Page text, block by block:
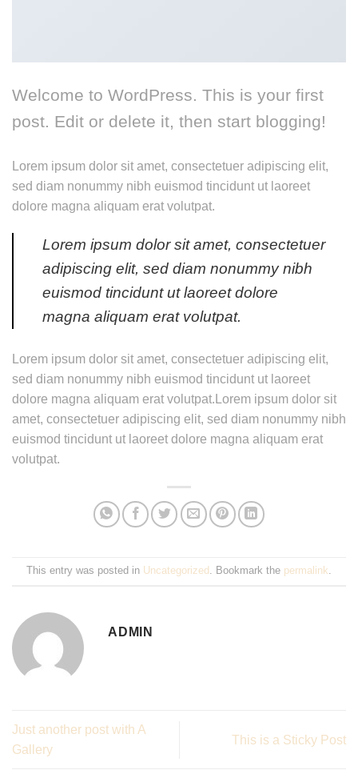
Welcome to WordPress. This is your first
post. Edit or delete it, then start blogging!
Lorem ipsum dolor sit amet, consectetuer adipiscing elit,
sed diam nonummy nibh euismod tincidunt ut laoreet
dolore magna aliquam erat volutpat.
Lorem ipsum dolor sit amet, consectetuer
adipiscing elit, sed diam nonummy nibh
euismod tincidunt ut laoreet dolore
magna aliquam erat volutpat.
Lorem ipsum dolor sit amet, consectetuer adipiscing elit,
sed diam nonummy nibh euismod tincidunt ut laoreet
dolore magna aliquam erat volutpat.Lorem ipsum dolor sit
amet, consectetuer adipiscing elit, sed diam nonummy nibh
euismod tincidunt ut laoreet dolore magna aliquam erat
volutpat.
This entry was posted in Uncategorized . Bookmark the permalink.
ADMIN
Just another post with A
Gallery
This is a Sticky Post